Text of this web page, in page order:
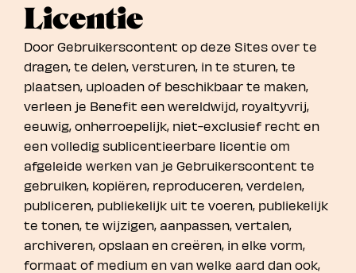
Licentie
Door Gebruikerscontent op deze Sites over te
dragen, te delen, versturen, in te sturen, te
plaatsen, uploaden of beschikbaar te maken,
verleen je Benefit een wereldwijd, royaltyvrij,
eeuwig, onherroepelijk, niet-exclusief recht en
een volledig sublicentieerbare licentie om
afgeleide werken van je Gebruikerscontent te
gebruiken, kopiëren, reproduceren, verdelen,
publiceren, publiekelijk uit te voeren, publiekelijk
te tonen, te wijzigen, aanpassen, vertalen,
archiveren, opslaan en creëren, in elke vorm,
formaat of medium en van welke aard dan ook,